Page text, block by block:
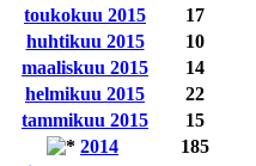
toukokuu 2015
17
huhtikuu 2015
10
maaliskuu 2015
14
helmikuu 2015
22
tammikuu 2015
15
2014
185